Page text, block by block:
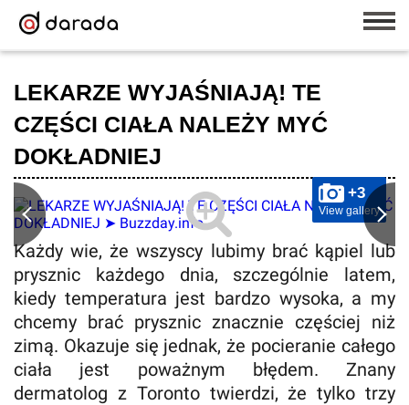
LEKARZE WYJAŚNIAJĄ! TE
CZĘŚCI CIAŁA NALEŻY MYĆ
DOKŁADNIEJ
+3
View gallery
Każdy wie, że wszyscy lubimy brać kąpiel lub
prysznic każdego dnia, szczególnie latem,
kiedy temperatura jest bardzo wysoka, a my
chcemy brać prysznic znacznie częściej niż
zimą. Okazuje się jednak, że pocieranie całego
ciała jest poważnym błędem. Znany
dermatolog z Toronto twierdzi, że tylko trzy